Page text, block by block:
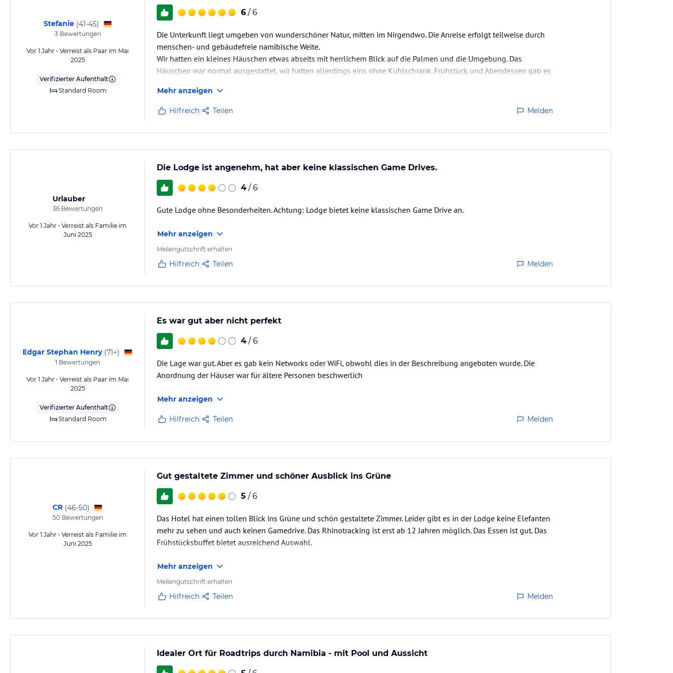
Stefanie (41-45)
3Bewertungen
Vor 1 Jahr • Verreist als Paar im Mai
2025
Verifizierter Aufenthalt
Standard Room
6 / 6
Die Unterkunft liegt umgeben von wunderschöner Natur, mitten im Nirgendwo. Die Anreise erfolgt teilweise durch
menschen- und gebäudefreie namibische Weite.
Wir hatten ein kleines Häuschen etwas abseits mit herrlichem Blick auf die Palmen und die Umgebung. Das
Häuschen war normal ausgestattet, wir hatten allerdings eins ohne Kühlschrank. Frühstück und Abendessen gab es
...) Unsere Reinigungsfee war…
Mehr anzeigen
Hilfreich Teilen Melden
Urlauber
36 Bewertungen
Vor 1 Jahr • Verreist als Familie im
Juni 2025
Die Lodge ist angenehm, hat aber keine klassischen Game Drives.
4 / 6
Gute Lodge ohne Besonderheiten. Achtung: Lodge bietet keine klassischen Game Drive an.
Mehr anzeigen
Meilengutschrift erhalten
Hilfreich Teilen Melden
Edgar Stephan Henry (71+)
1 Bewertungen
Vor 1 Jahr • Verreist als Paar im Mai
2025
Verifizierter Aufenthalt
Standard Room
Es war gut aber nicht perfekt
4 / 6
Die Lage war gut. Aber es gab kein Networks oder WiFi, obwohl dies in der Beschreibung angeboten wurde. Die
Anordnung der Häuser war für ältere Personen beschwerlich
Mehr anzeigen
Hilfreich Teilen Melden
CR (46-50)
50Bewertungen
Vor 1 Jahr • Verreist als Familie im
Juni 2025
Gut gestaltete Zimmer und schöner Ausblick ins Grüne
5 / 6
Das Hotel hat einen tollen Blick ins Grüne und schön gestaltete Zimmer. Leider gibt es in der Lodge keine Elefanten
mehr zu sehen und auch keinen Gamedrive. Das Rhinotracking ist erst ab 12 Jahren möglich. Das Essen ist gut. Das
Frühstücksbuffet bietet ausreichend Auswahl.
Mehr anzeigen
Meilengutschrift erhalten
Hilfreich Teilen Melden
Idealer Ort für Roadtrips durch Namibia - mit Pool und Aussicht